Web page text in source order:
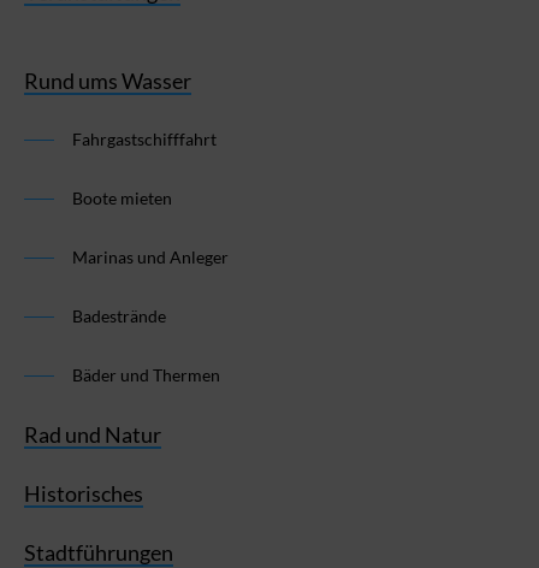
Rund ums Wasser
Fahrgastschifffahrt
Boote mieten
Marinas und Anleger
Badestrände
Bäder und Thermen
Rad und Natur
Historisches
Stadtführungen